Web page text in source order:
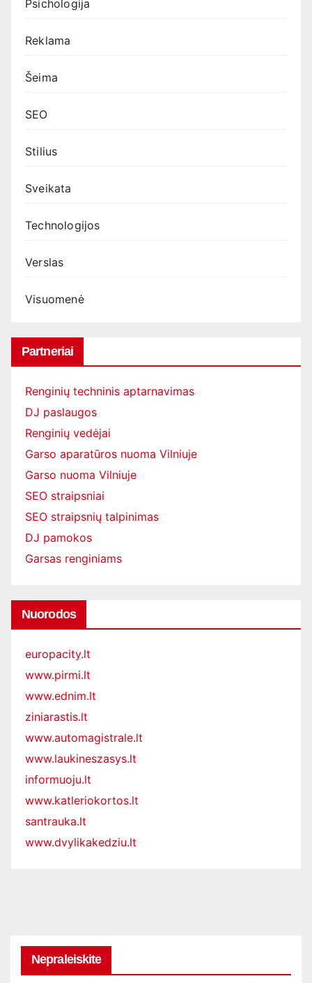
Psichologija
Reklama
Šeima
SEO
Stilius
Sveikata
Technologijos
Verslas
Visuomenė
Partneriai
Renginių techninis aptarnavimas
DJ paslaugos
Renginių vedėjai
Garso aparatūros nuoma Vilniuje
Garso nuoma Vilniuje
SEO straipsniai
SEO straipsnių talpinimas
DJ pamokos
Garsas renginiams
Nuorodos
europacity.lt
www.pirmi.lt
www.ednim.lt
ziniarastis.lt
www.automagistrale.lt
www.laukineszasys.lt
informuoju.lt
www.katleriokortos.lt
santrauka.lt
www.dvylikakedziu.lt
Nepraleiskite